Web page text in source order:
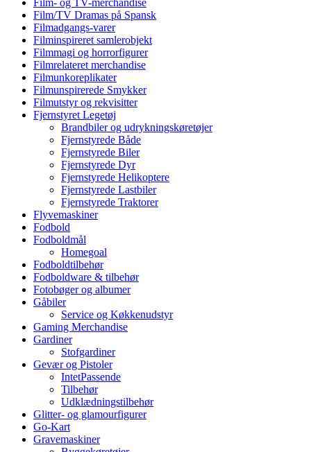
Film/TV Dramas på Spansk
Filmadgangs-varer
Filminspireret samlerobjekt
Filmmagi og horrorfigurer
Filmrelateret merchandise
Filmunkoreplikater
Filmunspirerede Smykker
Filmutstyr og rekvisitter
Fjernstyret Legetøj
Brandbiler og udrykningskøretøjer
Fjernstyrede Både
Fjernstyrede Biler
Fjernstyrede Dyr
Fjernstyrede Helikoptere
Fjernstyrede Lastbiler
Fjernstyrede Traktorer
Flyvemaskiner
Fodbold
Fodboldmål
Homegoal
Fodboldtilbehør
Fodboldware & tilbehør
Fotobøger og albumer
Gåbiler
Service og Køkkenudstyr
Gaming Merchandise
Gardiner
Stofgardiner
Gevær og Pistoler
IntetPassende
Tilbehør
Udklædningstilbehør
Glitter- og glamourfigurer
Go-Kart
Gravemaskiner